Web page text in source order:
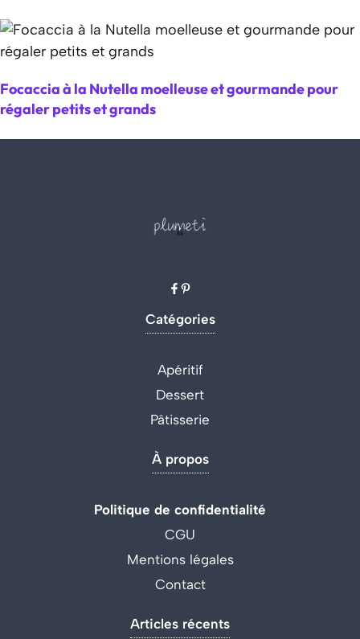
Focaccia à la Nutella moelleuse et gourmande pour
régaler petits et grands
Catégories
Apéritif
Dessert
Pâtisserie
À propos
Politique de confidentialité
CGU
Mentions légales
Contact
Articles récents